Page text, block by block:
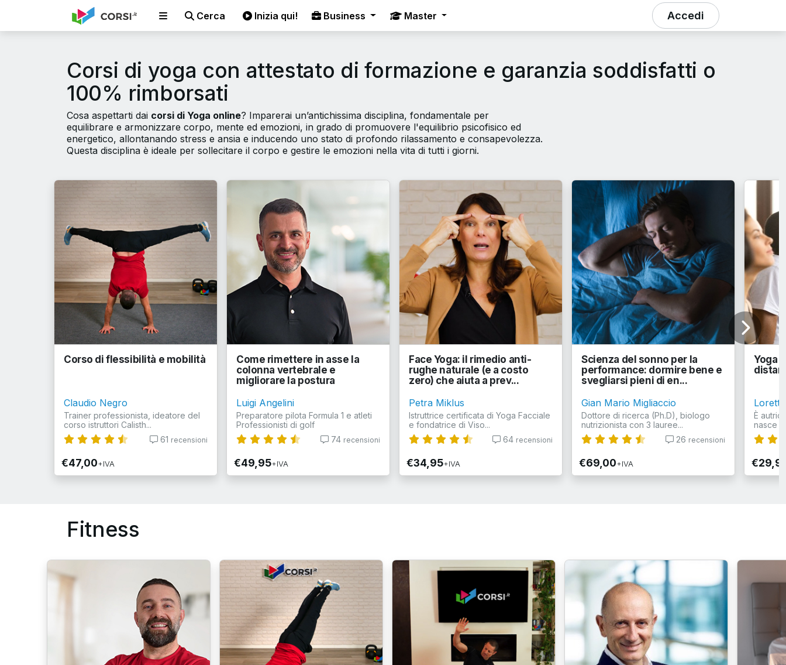
Cerca Inizia qui! Business Master Accedi
Corsi di yoga con attestato di formazione e garanzia soddisfatti o
100% rimborsati
Cosa aspettarti dai corsi di Yoga online? Imparerai un’antichissima disciplina, fondamentale per
equilibrare e armonizzare corpo, mente ed emozioni, in grado di promuovere l'equilibrio psicofisico ed
energetico, allontanando stress e ansia e inducendo uno stato di profondo rilassamento e consapevolezza.
Questa disciplina è ideale per sollecitare il corpo e gestire le emozioni nella vita di tutti i giorni.
Corso di flessibilità e mobilità
Claudio Negro
Trainer professionista, ideatore del
corso istruttori Calisth...
61 recensioni
€47,00+IVA
Come rimettere in asse la
colonna vertebrale e
migliorare la postura
Luigi Angelini
Preparatore pilota Formula 1 e atleti
Professionisti di golf
74 recensioni
€49,95+IVA
Face Yoga: il rimedio anti-
rughe naturale (e a costo
zero) che aiuta a prev...
Petra Miklus
Istruttrice certificata di Yoga Facciale
e fondatrice di Viso...
64 recensioni
€34,95+IVA
Scienza del sonno per la
performance: dormire bene e
svegliarsi pieni di en...
Gian Mario Migliaccio
Dottore di ricerca (Ph.D), biologo
nutrizionista con 3 lauree...
26 recensioni
€69,00+IVA
Yoga
È
nasce
Fitness